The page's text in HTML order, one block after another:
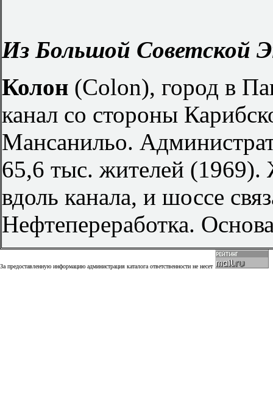
Из Большой Советской
Колон (Colon), город в
канал со стороны
Мансанильо.
65,6 тыс. жителей
вдоль канала, и шоссе
Нефтепереработка.
За предоставленную информацию администрация каталога ответственности не несет